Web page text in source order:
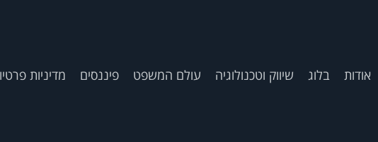
אודות בלוג שיווק וטכנולוגיה עולם המשפט פיננסים מדיניות